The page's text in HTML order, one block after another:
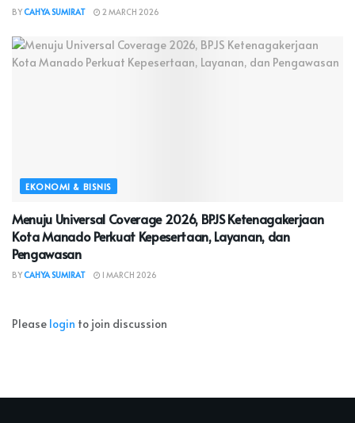
BYCAHYA SUMIRAT 2 MARCH 2026
EKONOMI & BISNIS
Menuju Universal Coverage 2026, BPJS Ketenagakerjaan
Kota Manado Perkuat Kepesertaan, Layanan, dan
Pengawasan
BYCAHYA SUMIRAT 1 MARCH 2026
Please login to join discussion